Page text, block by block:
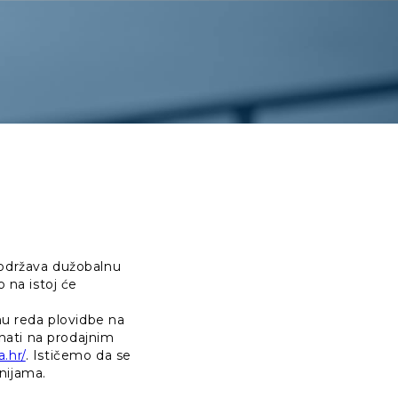
dužobalnu
na istoj će
reda plovidbe na
na prodajnim
. Ističemo da se